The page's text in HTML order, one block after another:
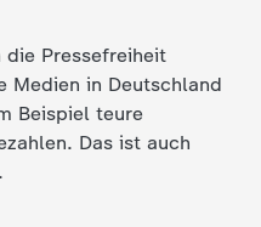
die Pressefreiheit
Medien in Deutschland
Beispiel teure
Das ist auch